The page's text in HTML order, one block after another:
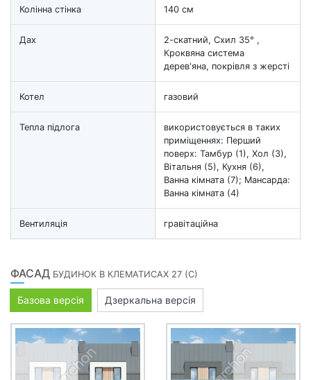
Колінна стінка 140 см
Дах
2-скатний, Схил 35° ,
Кроквяна система
дерев'яна, покрівля з жерсті
Котел газовий
Тепла підлога
використовується в таких
приміщеннях: Перший
поверх: Тамбур (1), Хол (3),
Вітальня (5), Кухня (6),
Ванна кімната (7); Мансарда:
Ванна кімната (4)
Вентиляція гравітаційна
ФАСАД БУДИНОК В КЛЕМАТИСАХ 27 (С)
Базова версія Дзеркальна версія